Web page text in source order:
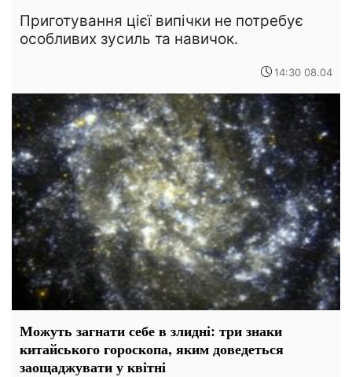
Приготування цієї випічки не потребує
особливих зусиль та навичок.
14:30 08.04
Можуть загнати себе в злидні: три знаки
китайського гороскопа, яким доведеться
заощаджувати у квітні